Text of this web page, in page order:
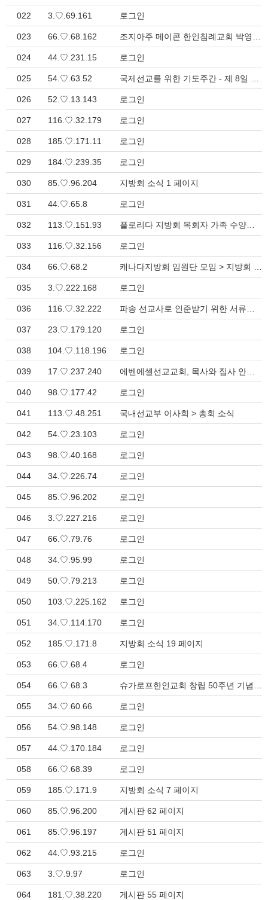
022 3.♡.69.161 로그인
023 66.♡.68.162
024 44.♡.231.15 로그인
025 54.♡.63.52
026 52.♡.13.143 로그인
027 116.♡.32.179 로그인
028 185.♡.171.11 로그인
029 184.♡.239.35 로그인
030 85.♡.96.204 지방회 소식 1 페이지
031 44.♡.65.8 로그인
032 113.♡.151.93
033 116.♡.32.156 로그인
034 66.♡.68.2
035 3.♡.222.168 로그인
036 116.♡.32.222
037 23.♡.179.120 로그인
038 104.♡.118.196 로그인
039 17.♡.237.240
040 98.♡.177.42 로그인
041 113.♡.48.251 국내선교부 이사회 > 총회 소식
042 54.♡.23.103 로그인
043 98.♡.40.168 로그인
044 34.♡.226.74 로그인
045 85.♡.96.202 로그인
046 3.♡.227.216 로그인
047 66.♡.79.76 로그인
048 34.♡.95.99 로그인
049 50.♡.79.213 로그인
050 103.♡.225.162 로그인
051 34.♡.114.170 로그인
052 185.♡.171.8 지방회 소식 19 페이지
053 66.♡.68.4 로그인
054 66.♡.68.3
055 34.♡.60.66 로그인
056 54.♡.98.148 로그인
057 44.♡.170.184 로그인
058 66.♡.68.39 로그인
059 185.♡.171.9 지방회 소식 7 페이지
060 85.♡.96.200 게시판 62 페이지
061 85.♡.96.197 게시판 51 페이지
062 44.♡.93.215 로그인
063 3.♡.9.97 로그인
064 181.♡.38.220 게시판 55 페이지